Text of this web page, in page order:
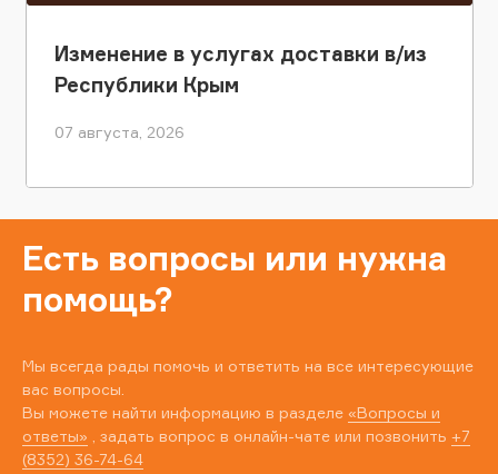
Изменение в услугах доставки в/из
Республики Крым
07 августа, 2026
Есть вопросы или нужна
помощь?
Мы всегда рады помочь и ответить на все интересующие
вас вопросы.
Вы можете найти информацию в разделе «Вопросы и
ответы» , задать вопрос в онлайн-чате или позвонить +7
(8352) 36-74-64